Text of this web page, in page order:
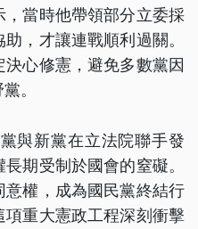
當時他帶領部分立委採
，才讓連戰順利過關。
心修憲，避免多數黨因
。
與新黨在立法院聯手發
期受制於國會的窒礙。
權，成為國民黨終結行
重大憲政工程深刻衝擊